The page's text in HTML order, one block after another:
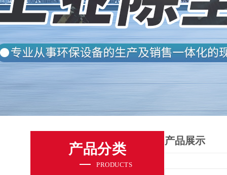
产品分类
PRODUCTS
产品展示